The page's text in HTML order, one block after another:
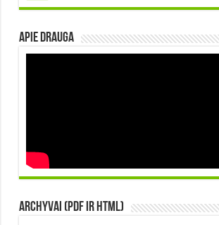
Apie DRAUGA
Archyvai (PDF ir HTML)